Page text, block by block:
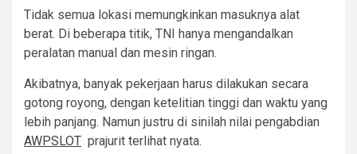
Tidak semua lokasi memungkinkan masuknya alat
berat. Di beberapa titik, TNI hanya mengandalkan
peralatan manual dan mesin ringan.
Akibatnya, banyak pekerjaan harus dilakukan secara
gotong royong, dengan ketelitian tinggi dan waktu yang
lebih panjang. Namun justru di sinilah nilai pengabdian
AWPSLOT prajurit terlihat nyata.